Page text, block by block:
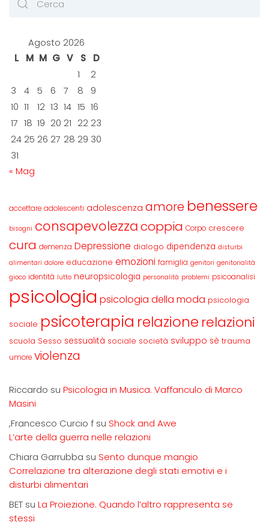
Agosto 2026
L
M M G V S
D
1
2
3
4 5 6 7 8
9
10 11 12 13 14 15 16
17 18 19 20 21 22 23
24 25 26 27 28 29 30
31
« Mag
accettare adolescenti adolescenza amore benessere
bisogni consapevolezzacoppia Corpo crescere
cura demenza Depressione dialogo dipendenza disturbi
alimentari dolore educazione emozioni famiglia genitori genitorialità
gioco identità lutto neuropsicologia personalità problemi psicoanalisi
psicologia psicologia della moda psicologia
sociale psicoterapia relazione relazioni
scuola Sesso sessualità sociale società sviluppo sè trauma
umore violenza
Riccardo su Psicologia in Musica. Vaffanculo di Marco
Masini
,Francesco Curcio f su Shock and Awe
L’arte della guerra nelle relazioni
Chiara Garrubba su Sento dunque mangio
Correlazione tra alterazione degli stati emotivi e i
disturbi alimentari
BET su La Proiezione. Quando l’altro rappresenta se
stessi